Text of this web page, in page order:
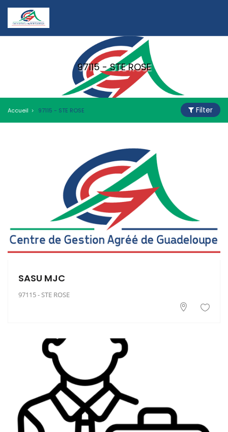
97115 - STE ROSE
Accueil 97115 - STE ROSE Filter
SASU MJC
97115 - STE ROSE